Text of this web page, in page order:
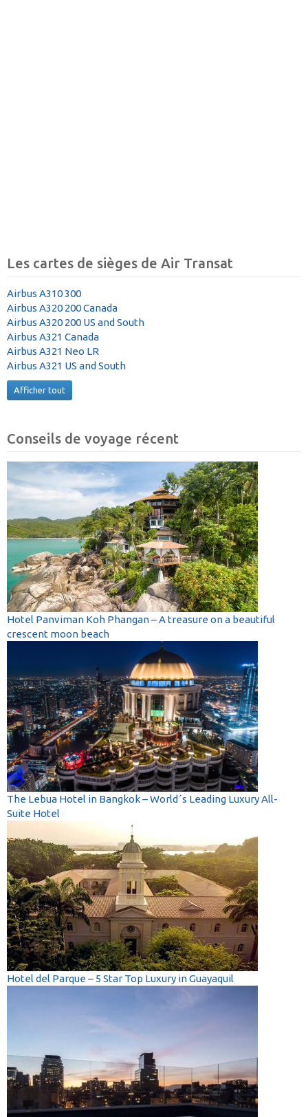
Les cartes de sièges de Air Transat
Airbus A310 300
Airbus A320 200 Canada
Airbus A320 200 US and South
Airbus A321 Canada
Airbus A321 Neo LR
Airbus A321 US and South
Afficher tout
Conseils de voyage récent
Hotel Panviman Koh Phangan – A treasure on a beautiful
crescent moon beach
The Lebua Hotel in Bangkok – World´s Leading Luxury All-
Suite Hotel
Hotel del Parque – 5 Star Top Luxury in Guayaquil